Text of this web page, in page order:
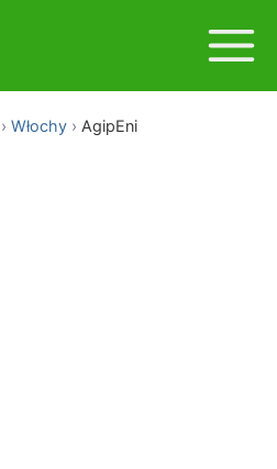
Włochy AgipEni